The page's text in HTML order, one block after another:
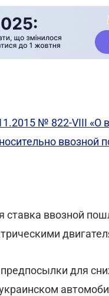
№ 822-VIII «О
ввозной
ставка ввозной
для